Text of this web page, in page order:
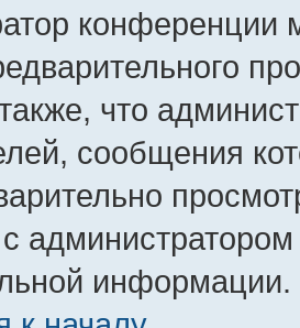
конференции
что
сообщения
информации.